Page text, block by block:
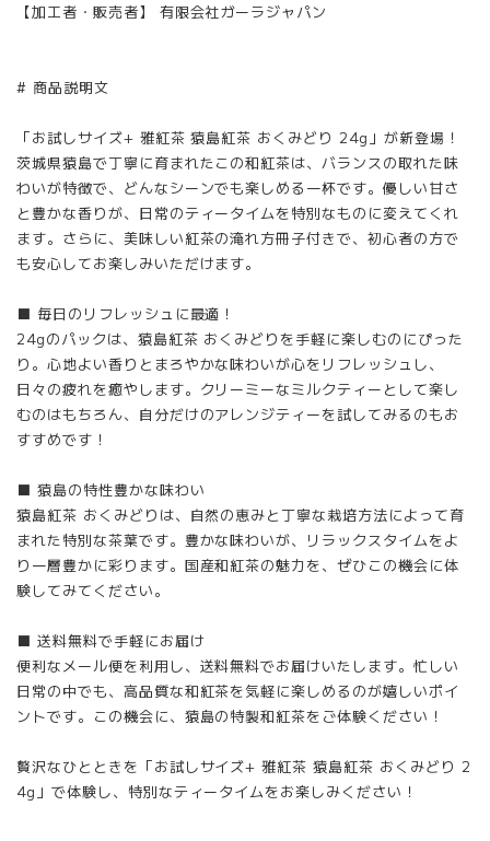
【加工者・販売者】 有限会社ガーラジャパン
# 商品説明文
「お試しサイズ+ 雅紅茶 猿島紅茶 おくみどり 24g」が新登場！
茨城県猿島で丁寧に育まれたこの和紅茶は、バランスの取れた味
わいが特徴で、どんなシーンでも楽しめる一杯です。優しい甘さ
と豊かな香りが、日常のティータイムを特別なものに変えてくれ
ます。さらに、美味しい紅茶の淹れ方冊子付きで、初心者の方で
も安心してお楽しみいただけます。
■ 毎日のリフレッシュに最適！
24gのパックは、猿島紅茶 おくみどりを手軽に楽しむのにぴった
り。心地よい香りとまろやかな味わいが心をリフレッシュし、
日々の疲れを癒やします。クリーミーなミルクティーとして楽し
むのはもちろん、自分だけのアレンジティーを試してみるのもお
すすめです！
■ 猿島の特性豊かな味わい
猿島紅茶 おくみどりは、自然の恵みと丁寧な栽培方法によって育
まれた特別な茶葉です。豊かな味わいが、リラックスタイムをよ
り一層豊かに彩ります。国産和紅茶の魅力を、ぜひこの機会に体
験してみてください。
■ 送料無料で手軽にお届け
便利なメール便を利用し、送料無料でお届けいたします。忙しい
日常の中でも、高品質な和紅茶を気軽に楽しめるのが嬉しいポイ
ントです。この機会に、猿島の特製和紅茶をご体験ください！
贅沢なひとときを「お試しサイズ+ 雅紅茶 猿島紅茶 おくみどり 2
4g」で体験し、特別なティータイムをお楽しみください！